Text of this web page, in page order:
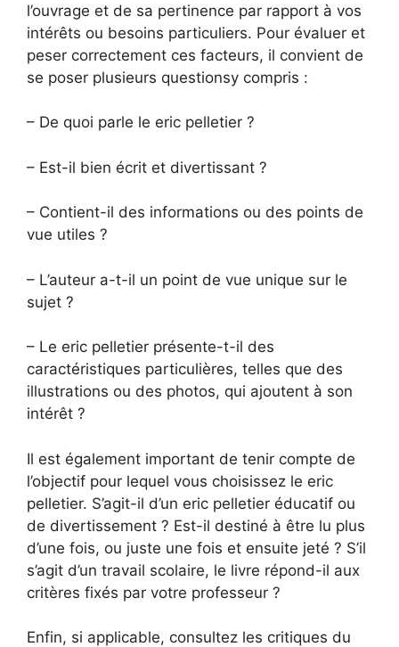
l’ouvrage et de sa pertinence par rapport à vos
intérêts ou besoins particuliers. Pour évaluer et
peser correctement ces facteurs, il convient de
se poser plusieurs questionsy compris :
– De quoi parle le eric pelletier ?
– Est-il bien écrit et divertissant ?
– Contient-il des informations ou des points de
vue utiles ?
– L’auteur a-t-il un point de vue unique sur le
sujet ?
– Le eric pelletier présente-t-il des
caractéristiques particulières, telles que des
illustrations ou des photos, qui ajoutent à son
intérêt ?
Il est également important de tenir compte de
l’objectif pour lequel vous choisissez le eric
pelletier. S’agit-il d’un eric pelletier éducatif ou
de divertissement ? Est-il destiné à être lu plus
d’une fois, ou juste une fois et ensuite jeté ? S’il
s’agit d’un travail scolaire, le livre répond-il aux
critères fixés par votre professeur ?
Enfin, si applicable, consultez les critiques du